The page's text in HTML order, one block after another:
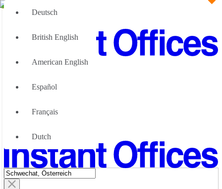
Wir können Ihnen helfen
Über uns
Kontaktiere Uns
Deutsch
British English
American English
Español
Français
Dutch